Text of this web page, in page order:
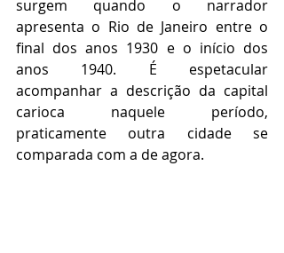
surgem quando o narrador
apresenta o Rio de Janeiro entre o
final dos anos 1930 e o início dos
anos 1940. É espetacular
acompanhar a descrição da capital
carioca naquele período,
praticamente outra cidade se
comparada com a de agora.